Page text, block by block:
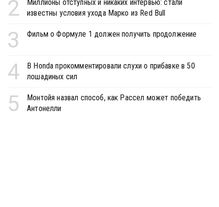
2
Миллионы отступных и никаких интервью: стали
известны условия ухода Марко из Red Bull
3 Фильм о Формуле 1 должен получить продолжение
4
В Honda прокомментировали слухи о прибавке в 50
лошадиных сил
5
Монтойя назвал способ, как Рассел может победить
Антонелли